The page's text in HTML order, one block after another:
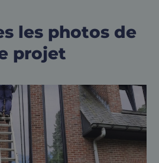
les photos de
projet